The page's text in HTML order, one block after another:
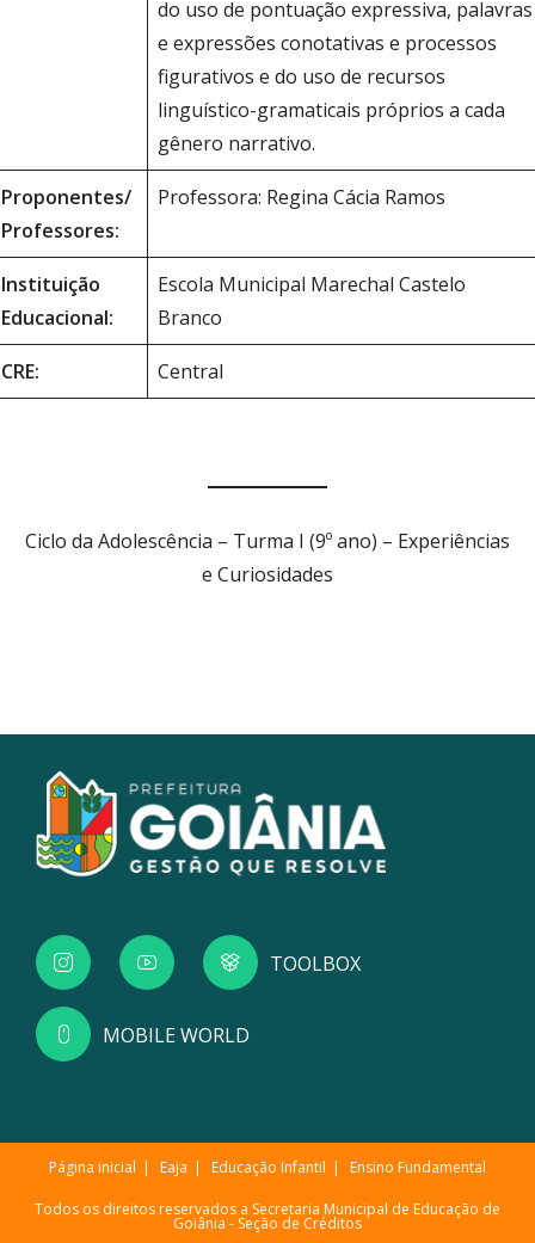
do uso de pontuação expressiva, palavras
e expressões conotativas e processos
figurativos e do uso de recursos
linguístico-gramaticais próprios a cada
gênero narrativo.
Proponentes/
Professores:
Professora: Regina Cácia Ramos
Instituição
Educacional:
Escola Municipal Marechal Castelo
Branco
CRE: Central
Ciclo da Adolescência – Turma I (9º ano) – Experiências
e Curiosidades
TOOLBOX
MOBILE WORLD
Página inicial Eaja Educação Infantil Ensino Fundamental
Todos os direitos reservados a Secretaria Municipal de Educação de
Goiânia - Seção de Créditos